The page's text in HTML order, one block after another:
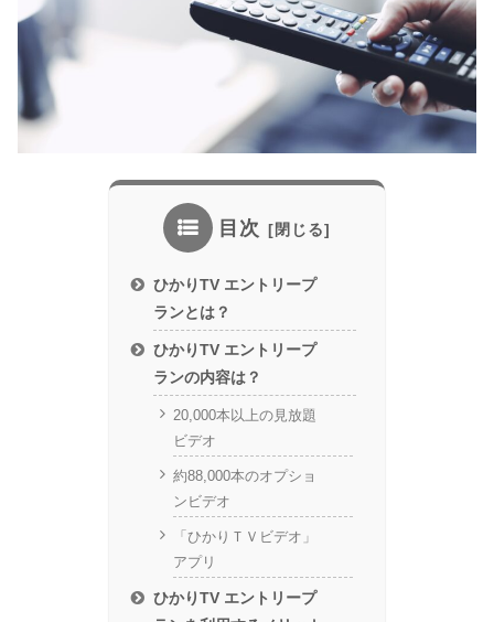
目次
ひかりTV エントリープ
ランとは？
ひかりTV エントリープ
ランの内容は？
20,000本以上の見放題
ビデオ
約88,000本のオプショ
ンビデオ
「ひかりＴＶビデオ」
アプリ
ひかりTV エントリープ